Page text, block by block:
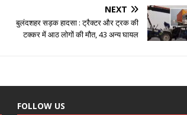
NEXT
बुलंदशहर सड़क हादसा : ट्रैक्टर और ट्रक की
टक्कर में आठ लोगों की मौत, 43 अन्य घायल
FOLLOW US